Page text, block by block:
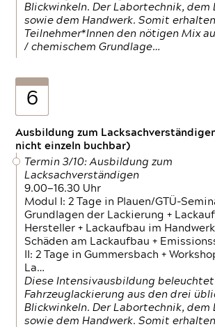
Blickwinkeln. Der Labortechnik, dem
sowie dem Handwerk. Somit
Teilnehmer*Innen den nötigen Mix
/ chemischem Grundlage…
6
Ausbildung zum
nicht einzeln buchbar)
Termin 3/10: Ausbildung zum
Lacksachverständigen
9.00—16.30 Uhr
Modul I: 2 Tage in Plauen/GTÜ-
Grundlagen der Lackierung +
Hersteller + Lackaufbau im
Schäden am Lackaufbau +
II: 2 Tage in Gummersbach +
La…
Diese Intensivausbildung beleuchtet
Fahrzeuglackierung aus den drei
Blickwinkeln. Der Labortechnik, dem
sowie dem Handwerk. Somit